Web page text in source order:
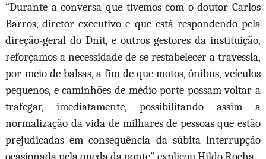
“Durante a conversa que tivemos com o doutor Carlos
Barros, diretor executivo e que está respondendo pela
direção-geral do Dnit, e outros gestores da instituição,
reforçamos a necessidade de se restabelecer a travessia,
por meio de balsas, a fim de que motos, ônibus, veículos
pequenos, e caminhões de médio porte possam voltar a
trafegar, imediatamente, possibilitando assim a
normalização da vida de milhares de pessoas que estão
prejudicadas em consequência da súbita interrupção